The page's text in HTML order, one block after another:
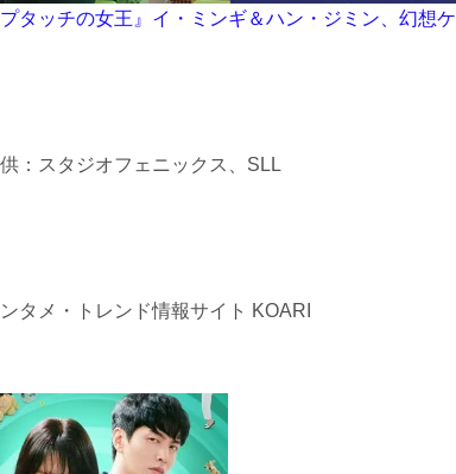
プタッチの女王』イ・ミンギ＆ハン・ジミン、幻想
：スタジオフェニックス、SLL
タメ・トレンド情報サイト KOARI